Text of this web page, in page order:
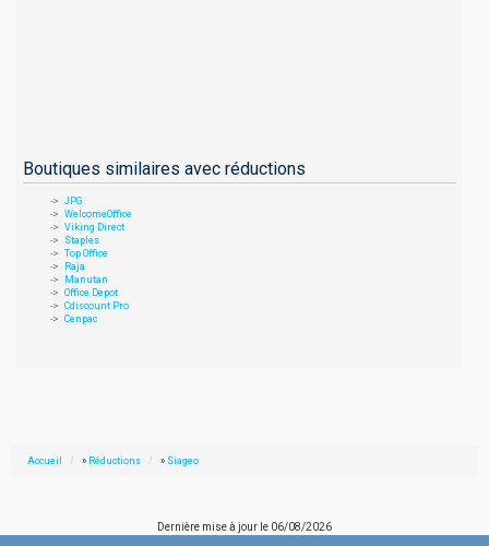
Boutiques similaires avec réductions
JPG
WelcomeOffice
Viking Direct
Staples
Top Office
Raja
Manutan
Office Depot
Cdiscount Pro
Cenpac
Accueil » Réductions » Siageo
Dernière mise à jour le 06/08/2026